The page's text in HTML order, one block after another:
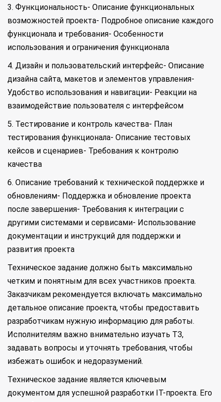
3. Функциональность- Описание функциональных
возможностей проекта- Подробное описание каждого
функционала и требования- Особенности
использования и ограничения функционала
4. Дизайн и пользовательский интерфейс- Описание
дизайна сайта, макетов и элементов управления-
Удобство использования и навигации- Реакции на
взаимодействие пользователя с интерфейсом
5. Тестирование и контроль качества- План
тестирования функционала- Описание тестовых
кейсов и сценариев- Требования к контролю
качества
6. Описание требований к технической поддержке и
обновлениям- Поддержка и обновление проекта
после завершения- Требования к интеграции с
другими системами и сервисами- Использование
документации и инструкций для поддержки и
развития проекта
Техническое задание должно быть максимально
четким и понятным для всех участников проекта.
Заказчикам рекомендуется включать максимально
детальное описание проекта, чтобы предоставить
разработчикам нужную информацию для работы.
Исполнителям важно внимательно изучать ТЗ,
задавать вопросы и уточнять требования, чтобы
избежать ошибок и недоразумений.
Техническое задание является ключевым
документом для успешной разработки IT-проекта. Его